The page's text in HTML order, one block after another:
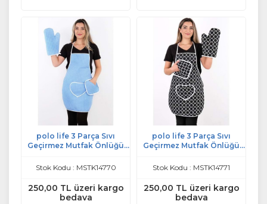
polo life 3 Parça Sıvı
Geçirmez Mutfak Önlüğü
Stok Kodu : MSTK14770
250,00 TL üzeri kargo
bedava
polo life 3 Parça Sıvı
Geçirmez Mutfak Önlüğü
Stok Kodu : MSTK14771
250,00 TL üzeri kargo
bedava